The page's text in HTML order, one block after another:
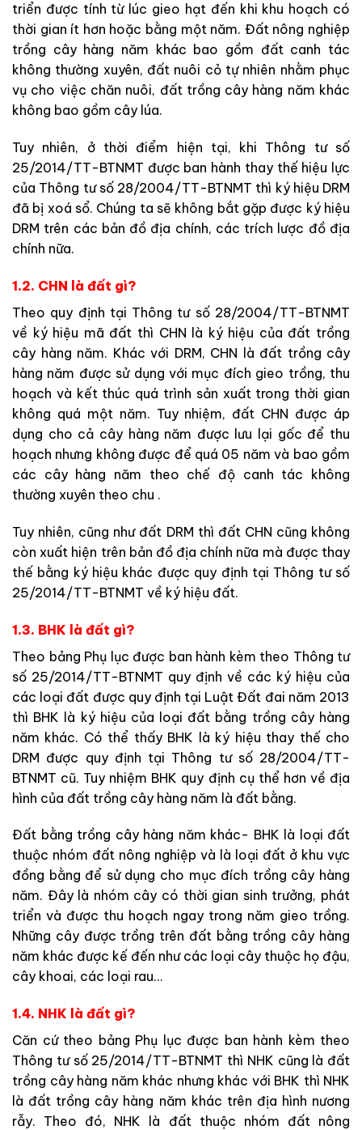
triển được tính từ lúc gieo hạt đến khi khu hoạch có
thời gian ít hơn hoặc bằng một năm. Đất nông nghiệp
trồng cây hàng năm khác bao gồm đất canh tác
không thường xuyên, đất nuôi cỏ tự nhiên nhằm phục
vụ cho việc chăn nuôi, đất trồng cây hàng năm khác
không bao gồm cây lúa.
Tuy nhiên, ở thời điểm hiện tại, khi Thông tư số
25/2014/TT-BTNMT được ban hành thay thế hiệu lực
của Thông tư số 28/2004/TT-BTNMT thì ký hiệu DRM
đã bị xoá sổ. Chúng ta sẽ không bắt gặp được ký hiệu
DRM trên các bản đồ địa chính, các trích lược đồ địa
chính nữa.
1.2. CHN là đất gì?
Theo quy định tại Thông tư số 28/2004/TT-BTNMT
về ký hiệu mã đất thì CHN là ký hiệu của đất trồng
cây hàng năm. Khác với DRM, CHN là đất trồng cây
hàng năm được sử dụng với mục đích gieo trồng, thu
hoạch và kết thúc quá trình sản xuất trong thời gian
không quá một năm. Tuy nhiệm, đất CHN được áp
dụng cho cả cây hàng năm được lưu lại gốc để thu
hoạch nhưng không được để quá 05 năm và bao gồm
các cây hàng năm theo chế độ canh tác không
thường xuyên theo chu .
Tuy nhiên, cũng như đất DRM thì đất CHN cũng không
còn xuất hiện trên bản đồ địa chính nữa mà được thay
thế bằng ký hiệu khác được quy định tại Thông tư số
25/2014/TT-BTNMT về ký hiệu đất.
1.3. BHK là đất gì?
Theo bảng Phụ lục được ban hành kèm theo Thông tư
số 25/2014/TT-BTNMT quy định về các ký hiệu của
các loại đất được quy định tại Luật Đất đai năm 2013
thì BHK là ký hiệu của loại đất bằng trồng cây hàng
năm khác. Có thể thấy BHK là ký hiệu thay thế cho
DRM được quy định tại Thông tư số 28/2004/TT-
BTNMT cũ. Tuy nhiệm BHK quy định cụ thể hơn về địa
hình của đất trồng cây hàng năm là đất bằng.
Đất bằng trồng cây hàng năm khác- BHK là loại đất
thuộc nhóm đất nông nghiệp và là loại đất ở khu vực
đồng bằng để sử dụng cho mục đích trồng cây hàng
năm. Đây là nhóm cây có thời gian sinh trưởng, phát
triển và được thu hoạch ngay trong năm gieo trồng.
Những cây được trồng trên đất bằng trồng cây hàng
năm khác được kế đến như các loại cây thuộc họ đậu,
cây khoai, các loại rau…
1.4. NHK là đất gì?
Căn cứ theo bảng Phụ lục được ban hành kèm theo
Thông tư số 25/2014/TT-BTNMT thì NHK cũng là đất
trồng cây hàng năm khác nhưng khác với BHK thì NHK
là đất trồng cây hàng năm khác trên địa hình nương
rẫy. Theo đó, NHK là đất thuộc nhóm đất nông